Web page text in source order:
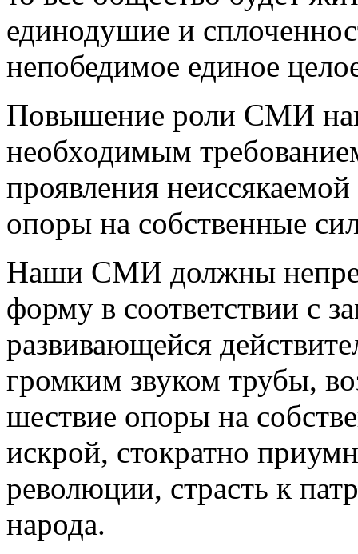
единодушие и
непобедимое единое
Повышение роли СМИ
необходимым
проявления
опоры на собственные
Наши СМИ должны
форму в соответствии с
развивающейся
громким звуком трубы,
шествие опоры на
искрой, стократно
революции, страсть к
народа.